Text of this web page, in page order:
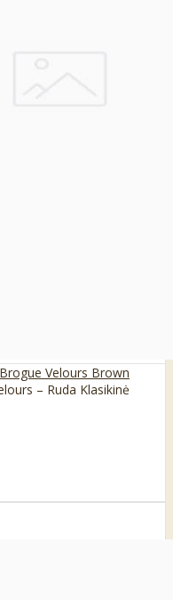
Velours Brown
– Ruda Klasikinė